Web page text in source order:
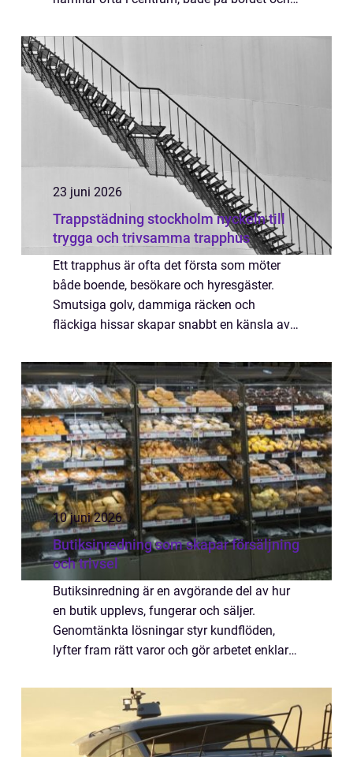
tårta Tranås handlar valet sällan b...
23 juni 2026
Trappstädning stockholm nyckeln till
trygga och trivsamma trapphus
Ett trapphus är ofta det första som möter
både boende, besökare och hyresgäster.
Smutsiga golv, dammiga räcken och
fläckiga hissar skapar snabbt en känsla av
omtanke, trygghet och struktur. Professionell
trappstäd...
10 juni 2026
Butiksinredning som skapar försäljning
och trivsel
Butiksinredning är en avgörande del av hur
en butik upplevs, fungerar och säljer.
Genomtänkta lösningar styr kundflöden,
lyfter fram rätt varor och gör arbetet enklare